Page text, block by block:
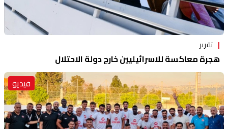
تقرير
هجرة معاكسة للاسرائيليين خارج دولة الاحتلال
فيديو